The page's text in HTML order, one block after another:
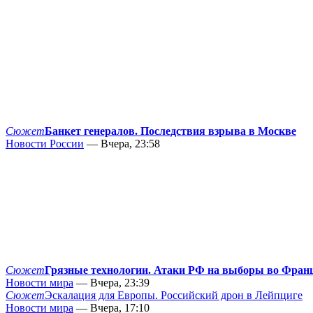
СюжетБанкет генералов. Последствия взрыва в Москве
Новости России — Вчера, 23:58
СюжетГрязные технологии. Атаки РФ на выборы во
Новости мира — Вчера, 23:39
СюжетЭскалация для Европы. Российский дрон в Лейпциге
Новости мира — Вчера, 17:10